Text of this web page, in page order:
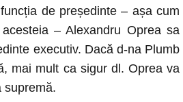
de președinte – așa cum
– Alexandru Oprea sa
executiv. Dacă d-na Plumb
mai mult ca sigur dl. Oprea va
supremă.